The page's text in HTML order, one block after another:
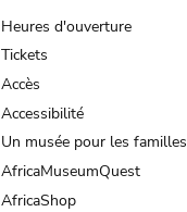
navigation
Heures d'ouverture
Tickets
Accès
Accessibilité
Un musée pour les familles
AfricaMuseumQuest
AfricaShop